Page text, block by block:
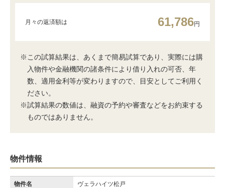
月々の返済額は 61,786円
※この試算結果は、あくまで簡易試算であり、実際には購
入物件や金融機関の諸条件により借り入れの可否、年
数、適用金利等が変わりますので、目安としてご利用く
ださい。
※試算結果の数値は、融資の予約や審査などをお約束する
ものではありません。
物件情報
物件名 ヴェラハイツ松戸